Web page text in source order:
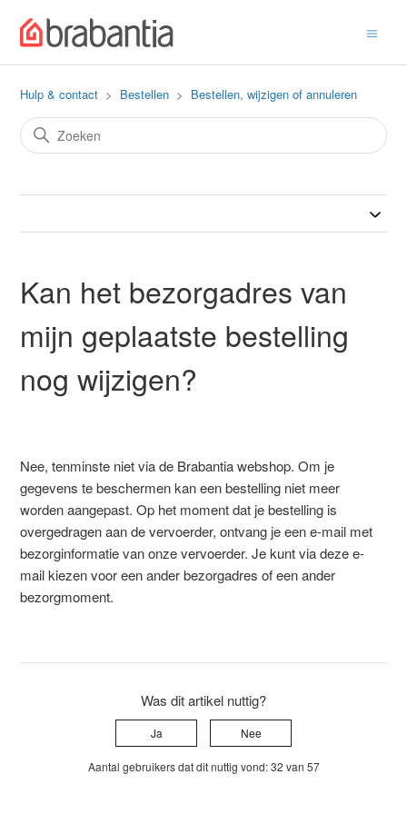
Hulp & contact Bestellen Bestellen, wijzigen of annuleren
Kan het bezorgadres van
mijn geplaatste bestelling
nog wijzigen?
Nee, tenminste niet via de Brabantia webshop. Om je
gegevens te beschermen kan een bestelling niet meer
worden aangepast. Op het moment dat je bestelling is
overgedragen aan de vervoerder, ontvang je een e-mail met
bezorginformatie van onze vervoerder. Je kunt via deze e-
mail kiezen voor een ander bezorgadres of een ander
bezorgmoment.
Was dit artikel nuttig?
Ja Nee
Aantal gebruikers dat dit nuttig vond: 32 van 57